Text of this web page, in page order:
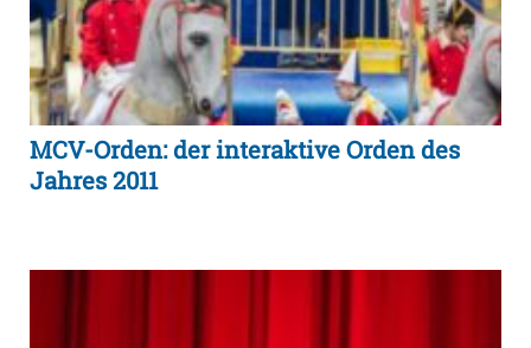
MCV-Orden: der interaktive Orden des
Jahres 2011